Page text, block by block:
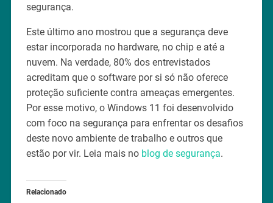
segurança.
Este último ano mostrou que a segurança deve
estar incorporada no hardware, no chip e até a
nuvem. Na verdade, 80% dos entrevistados
acreditam que o software por si só não oferece
proteção suficiente contra ameaças emergentes.
Por esse motivo, o Windows 11 foi desenvolvido
com foco na segurança para enfrentar os desafios
deste novo ambiente de trabalho e outros que
estão por vir. Leia mais no blog de segurança.
Relacionado